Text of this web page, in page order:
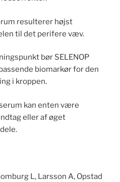
resulterer højst
til det perifere væv.
bør SELENOP
biomarkør for den
i kroppen.
kan enten være
eller af øget
L, Larsson A, Opstad